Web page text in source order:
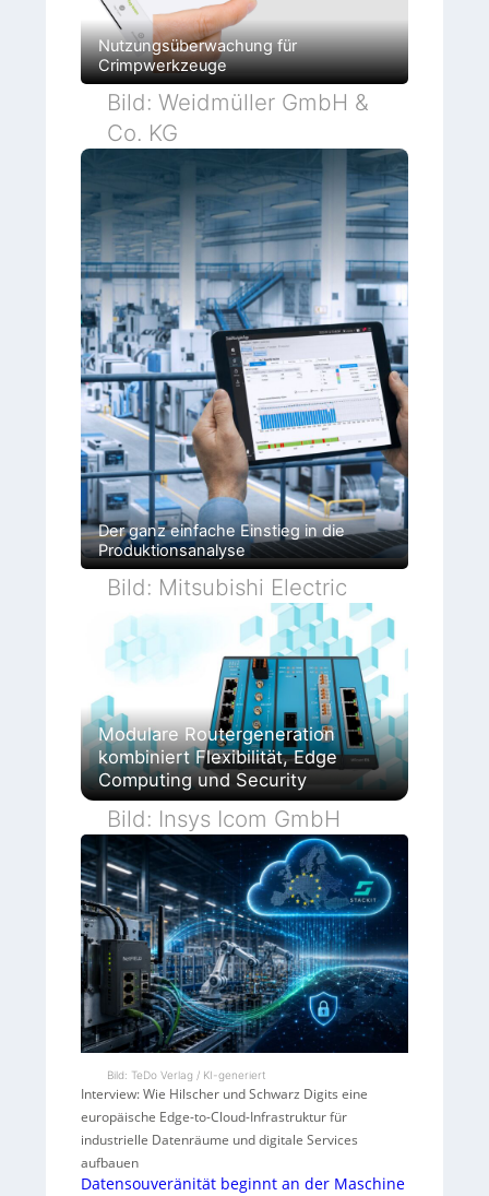
Nutzungsüberwachung für
Crimpwerkzeuge
Bild: Weidmüller GmbH &
Co. KG
Der ganz einfache Einstieg in die
Produktionsanalyse
Bild: Mitsubishi Electric
Modulare Routergeneration
kombiniert Flexibilität, Edge
Computing und Security
Bild: Insys Icom GmbH
Bild: TeDo Verlag / KI-generiert
Interview: Wie Hilscher und Schwarz Digits eine
europäische Edge-to-Cloud-Infrastruktur für
industrielle Datenräume und digitale Services
aufbauen
Datensouveränität beginnt an der Maschine